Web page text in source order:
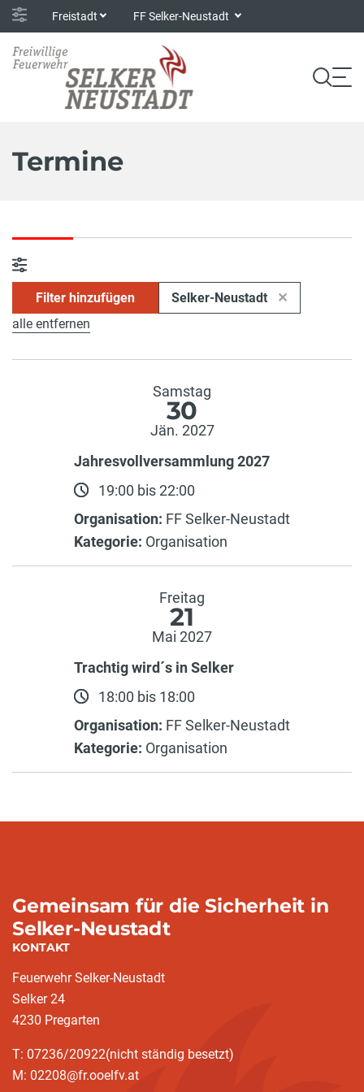
Freistadt FF Selker-Neustadt
Termine
Filter hinzufügen
Selker-Neustadt
alle entfernen
Samstag
30
Jän. 2027
Jahresvollversammlung 2027
19:00 bis 22:00
Organisation: FF Selker-Neustadt
Kategorie: Organisation
Freitag
21
Mai 2027
Trachtig wird´s in Selker
18:00 bis 18:00
Organisation: FF Selker-Neustadt
Kategorie: Organisation
Gemeinsam für die Sicherheit in
Selker-Neustadt
KONTAKT
Feuerwehr Selker-Neustadt
Selker 24
4230 Pregarten
T: 07236/20922(nicht ständig besetzt)
M: 02208@fr.ooelfv.at